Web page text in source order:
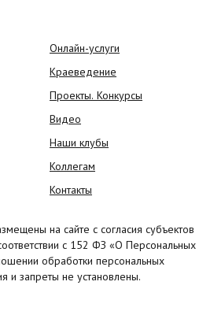
Онлайн-услуги
Краеведение
Проекты. Конкурсы
Видео
Наши клубы
Коллегам
Контакты
на сайте с согласия субъектов
с 152 ФЗ «О Персональных
обработки персональных
и запреты не установлены.